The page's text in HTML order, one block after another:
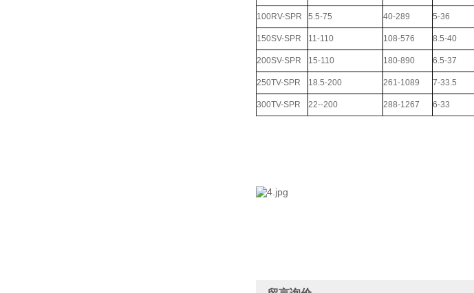
100RV-SPR 5.5-75 40-289 5-36
150SV-SPR 11-110 108-576 8.5-40
200SV-SPR 15-110 180-890 6.5-37
250TV-SPR 18.5-200 261-1089 7-33.5
300TV-SPR 22--200 288-1267 6-33